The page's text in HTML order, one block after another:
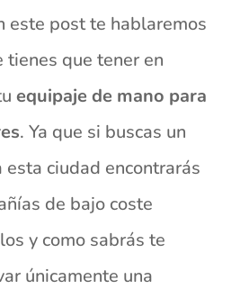
este post te hablaremos
tienes que tener en
equipaje de mano para
. Ya que si buscas un
ciudad encontrarás
de bajo coste
y como sabrás te
únicamente una